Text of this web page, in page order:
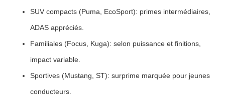
SUV compacts (Puma, EcoSport): primes intermédiaires,
ADAS appréciés.
Familiales (Focus, Kuga): selon puissance et finitions,
impact variable.
Sportives (Mustang, ST): surprime marquée pour jeunes
conducteurs.